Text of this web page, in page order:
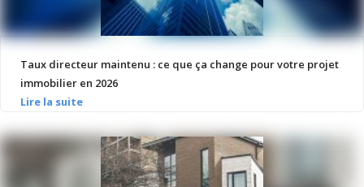
Taux directeur maintenu : ce que ça change pour votre projet
immobilier en 2026